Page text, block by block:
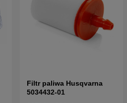
Filtr paliwa Husqvarna
5034432-01